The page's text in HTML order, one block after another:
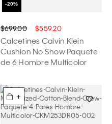
$699.00 $559.20
Calcetines Calvin Klein
Cushion No Show Paquete
de 6 Hombre Multicolor
+